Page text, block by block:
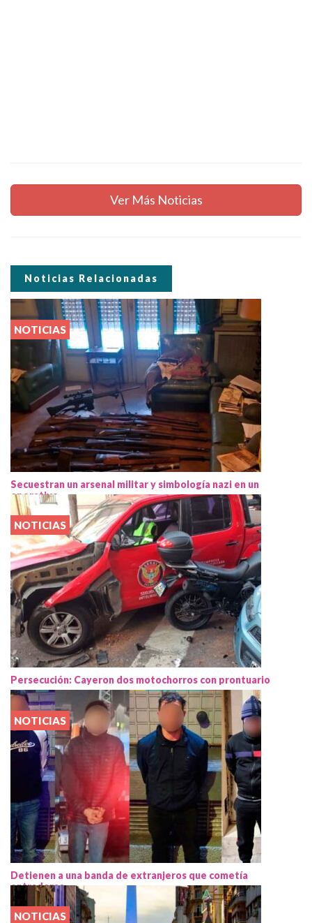
Ver Más Noticias
Noticias Relacionadas
NOTICIAS
Secuestran un arsenal militar y simbología nazi en un
operativo
NOTICIAS
Persecución: Cayeron dos motochorros con prontuario
NOTICIAS
Detienen a una banda de extranjeros que cometía
entraderas
NOTICIAS